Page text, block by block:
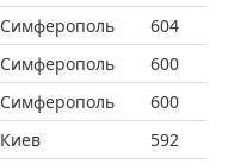
Симферополь
604
Симферополь
600
Симферополь
600
Киев
592